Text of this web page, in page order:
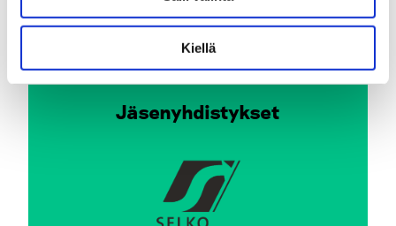
Kiellä
Tule vapaaehtoiseksi
Jäsenyhdistykset